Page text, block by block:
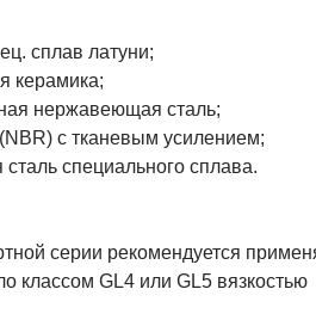
cплав латуни;
керамика;
нержавеющая сталь;
с тканевым усилением;
специального сплава.
серии рекомендуется
классом GL4 или GL5 вязкостью